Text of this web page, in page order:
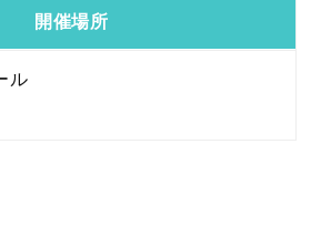
開催場所
ル